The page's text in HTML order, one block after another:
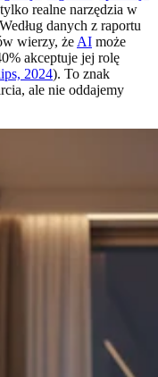
realne narzędzia w
danych z raportu
wierzy, że AI może
akceptuje jej rolę
2024). To znak
ale nie oddajemy